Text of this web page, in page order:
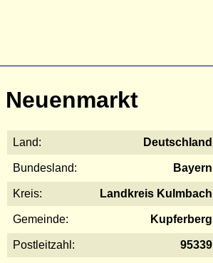
Neuenmarkt
Land: Deutschland
Bundesland: Bayern
Kreis: Landkreis Kulmbach
Gemeinde: Kupferberg
Postleitzahl: 95339